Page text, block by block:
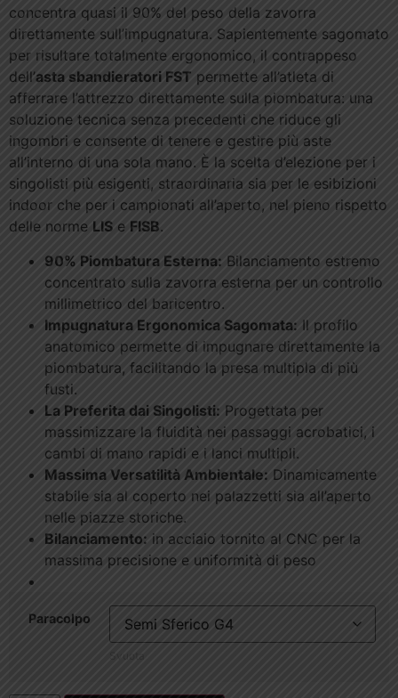
concentra quasi il 90% del peso della zavorra
direttamente sull’impugnatura. Sapientemente sagomato
per risultare totalmente ergonomico, il contrappeso
dell’asta sbandieratori FST permette all’atleta di
afferrare l’attrezzo direttamente sulla piombatura: una
soluzione tecnica senza precedenti che riduce gli
ingombri e consente di tenere e gestire più aste
all’interno di una sola mano. È la scelta d’elezione per i
singolisti più esigenti, straordinaria sia per le esibizioni
indoor che per i campionati all’aperto, nel pieno rispetto
delle norme LIS e FISB.
90% Piombatura Esterna: Bilanciamento estremo
concentrato sulla zavorra esterna per un controllo
millimetrico del baricentro.
Impugnatura Ergonomica Sagomata: Il profilo
anatomico permette di impugnare direttamente la
piombatura, facilitando la presa multipla di più
fusti.
La Preferita dai Singolisti: Progettata per
massimizzare la fluidità nei passaggi acrobatici, i
cambi di mano rapidi e i lanci multipli.
Massima Versatilità Ambientale: Dinamicamente
stabile sia al coperto nei palazzetti sia all’aperto
nelle piazze storiche.
Bilanciamento: in acciaio tornito al CNC per la
massima precisione e uniformità di peso
Paracolpo